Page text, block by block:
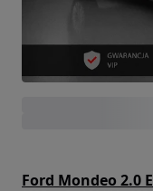
Ford Mondeo 2.0